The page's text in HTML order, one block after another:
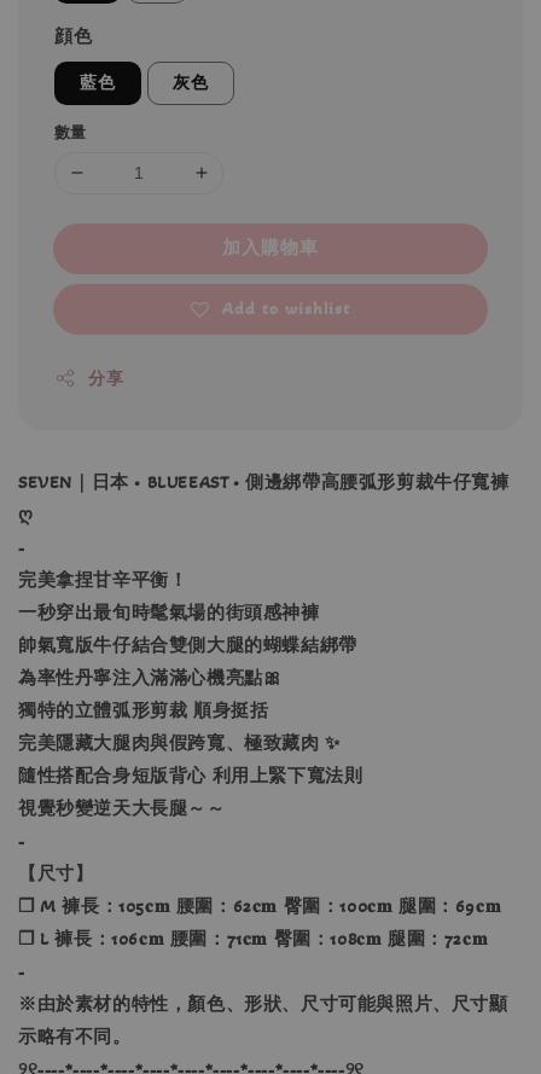
顔色
藍色 灰色
數量
加入購物車
Add to wishlist
分享
SEVEN｜日本 • BLUEEAST • 側邊綁帶高腰弧形剪裁牛仔寬褲
ღ
-
完美拿捏甘辛平衡！
一秒穿出最旬時髦氣場的街頭感神褲
帥氣寬版牛仔結合雙側大腿的蝴蝶結綁帶
為率性丹寧注入滿滿心機亮點🎀
獨特的立體弧形剪裁 順身挺括
完美隱藏大腿肉與假跨寬、極致藏肉 ✨
隨性搭配合身短版背心 利用上緊下寬法則
視覺秒變逆天大長腿～～
-
【尺寸】
❐ M 褲長：105𝐜𝐦 腰圍：62𝐜𝐦 臀圍：100𝐜𝐦 腿圍：69𝐜𝐦
❐ L 褲長：106𝐜𝐦 腰圍：71𝐜𝐦 臀圍：108𝐜𝐦 腿圍：72𝐜𝐦
-
※由於素材的特性，顏色、形狀、尺寸可能與照片、尺寸顯
示略有不同。
୨୧----*----*----*----*----*----*----*----*----୨୧